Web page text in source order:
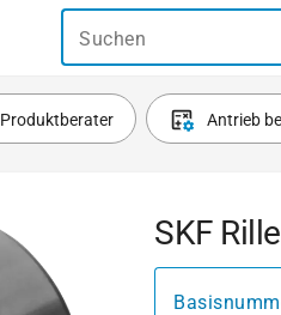
Suchen
Produktberater Antrieb
SKF